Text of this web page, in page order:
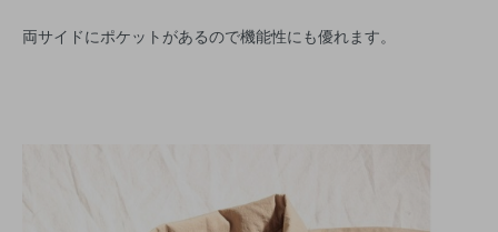
両サイドにポケットがあるので機能性にも優れます。